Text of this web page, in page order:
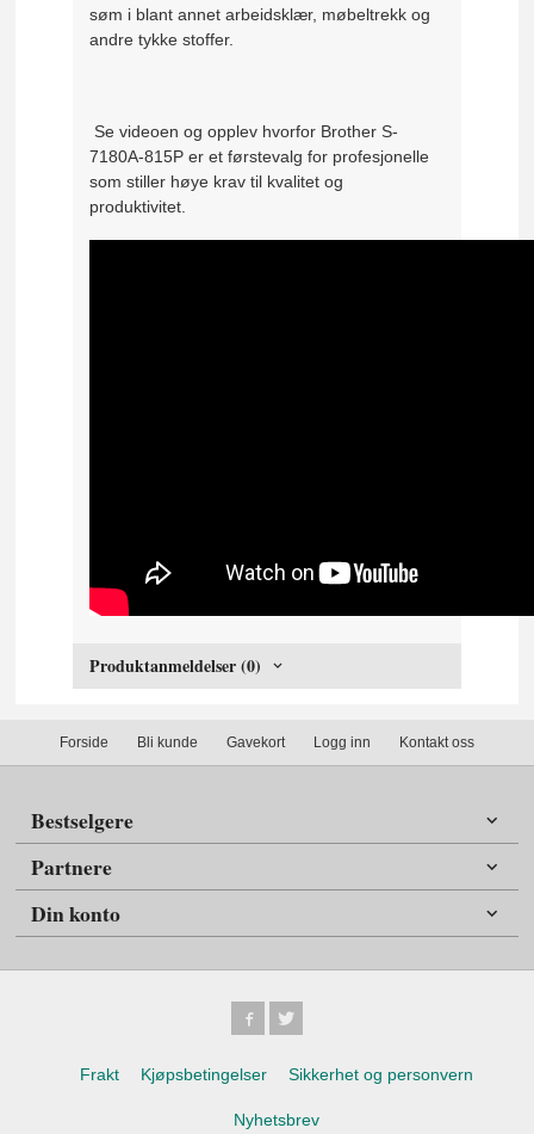
søm i blant annet arbeidsklær, møbeltrekk og
andre tykke stoffer.
Se videoen og opplev hvorfor Brother S-
7180A-815P er et førstevalg for profesjonelle
som stiller høye krav til kvalitet og
produktivitet.
Produktanmeldelser (0)
Forside Bli kunde Gavekort Logg inn Kontakt oss
Bestselgere
Partnere
Din konto
Frakt Kjøpsbetingelser Sikkerhet og personvern
Nyhetsbrev